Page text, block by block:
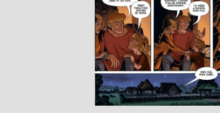
Pour la première fois, cinquante et un ans après la
voit les parents d'Alix : le chef Astorix et son
la pl. 10).